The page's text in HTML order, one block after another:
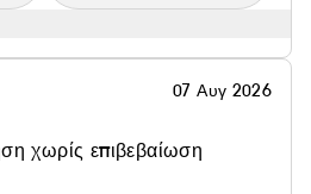
07 Αυγ 2026
χωρίς επιβεβαίωση